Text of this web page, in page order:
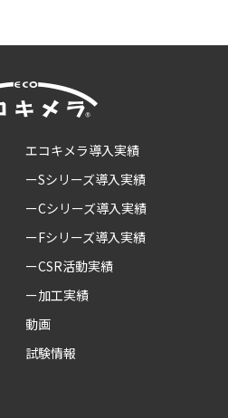
エコキメラ導入実績
ーSシリーズ導入実績
ーCシリーズ導入実績
ーFシリーズ導入実績
ーCSR活動実績
ー加工実績
動画
試験情報